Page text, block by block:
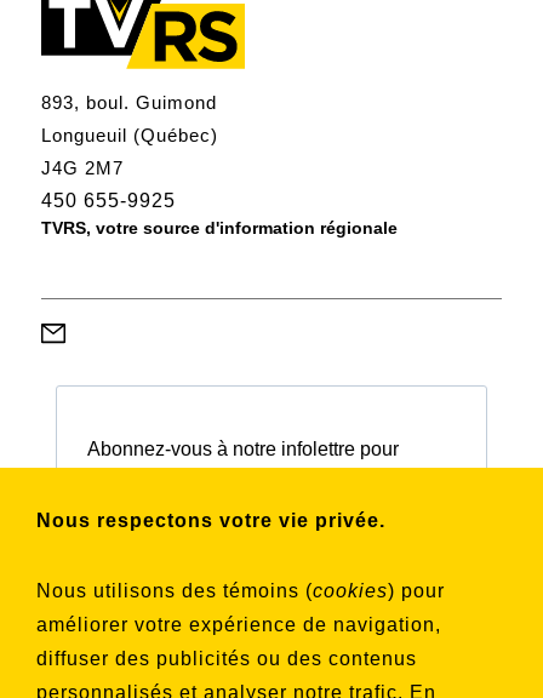
Nous respectons votre vie privée.
Nous utilisons des témoins (cookies) pour
améliorer votre expérience de navigation,
diffuser des publicités ou des contenus
personnalisés et analyser notre trafic. En
893, boul. Guimond
Longueuil (Québec)
J4G 2M7
450 655-9925
TVRS, votre source d'information régionale
Abonnez-vous à notre infolettre pour
souhaitez vous inscrire
Aucune liste sélectionnée